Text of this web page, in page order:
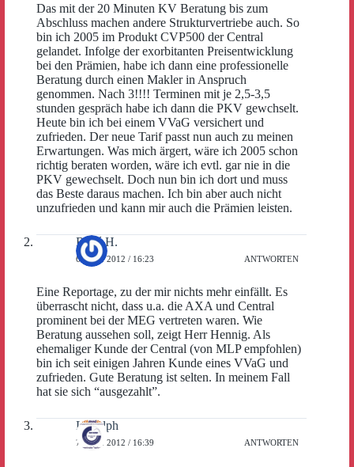
Das mit der 20 Minuten KV Beratung bis zum
Abschluss machen andere Strukturvertriebe auch. So
bin ich 2005 im Produkt CVP500 der Central
gelandet. Infolge der exorbitanten Preisentwicklung
bei den Prämien, habe ich dann eine professionelle
Beratung durch einen Makler in Anspruch
genommen. Nach 3!!!! Terminen mit je 2,5-3,5
stunden gespräch habe ich dann die PKV gewchselt.
Heute bin ich bei einem VVaG versichert und
zufrieden. Der neue Tarif passt nun auch zu meinen
Erwartungen. Was mich ärgert, wäre ich 2005 schon
richtig beraten worden, wäre ich evtl. gar nie in die
PKV gewechselt. Doch nun bin ich dort und muss
das Beste daraus machen. Ich bin aber auch nicht
unzufrieden und kann mir auch die Prämien leisten.
René H.
6. JUNI 2012 / 16:23 ANTWORTEN
Eine Reportage, zu der mir nichts mehr einfällt. Es
überrascht nicht, dass u.a. die AXA und Central
prominent bei der MEG vertreten waren. Wie
Beratung aussehen soll, zeigt Herr Hennig. Als
ehemaliger Kunde der Central (von MLP empfohlen)
bin ich seit einigen Jahren Kunde eines VVaG und
zufrieden. Gute Beratung ist selten. In meinem Fall
hat sie sich “ausgezahlt”.
Ludolph
7. JUNI 2012 / 16:39 ANTWORTEN